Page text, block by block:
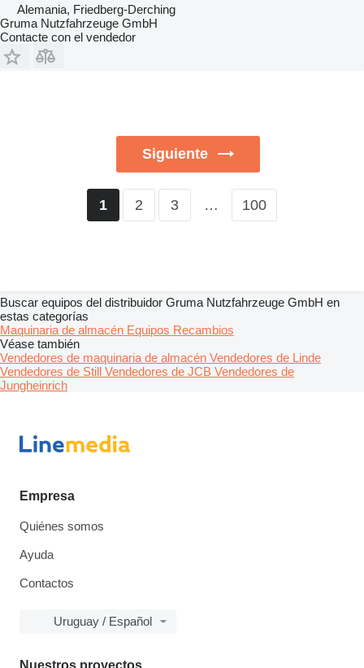
Alemania, Friedberg-Derching
Gruma Nutzfahrzeuge GmbH
Contacte con el vendedor
Siguiente
1 2 3 … 100
Buscar equipos del distribuidor Gruma Nutzfahrzeuge GmbH en
estas categorías
Maquinaria de almacén Equipos Recambios
Véase también
Vendedores de maquinaria de almacén Vendedores de Linde
Vendedores de Still Vendedores de JCB Vendedores de
Jungheinrich
Empresa
Quiénes somos
Ayuda
Contactos
Uruguay / Español